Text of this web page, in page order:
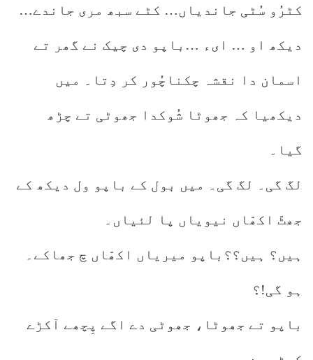
کٹرُو سُٹی جاندیاں… کٹے سبھ مری جاندے…
دیکھ او … ایء …باپو دی چیک نے گھر تے
اسمان دا نقشہ چکناچُور کر دِتا۔ میں
دیکھیا کہ جھوٹا شُوکدا جھوٹی تے چڑھ
گیا۔
لگ گی۔ لگ گی۔ میں بول کے باپو ول دیکھ کے
جھٹّ اکھّاں نیویاں پا لئیاں۔
ہیں؟ ہیں؟؟باپو میریاں اکھّاں چ جھاکے۔
ہو گی!؟
باپو تے جھوٹا، جھوٹی دے اگے پِچھے آکڑے